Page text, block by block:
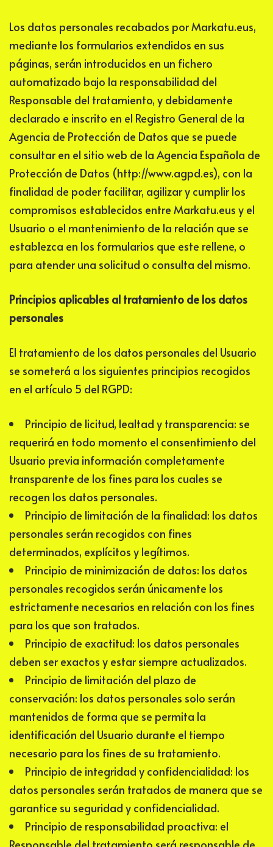
Los datos personales recabados porMarkatu.eus,
mediante los formularios extendidos en sus
páginas, serán introducidos en un fichero
automatizado bajo la responsabilidad del
Responsable del tratamiento, y debidamente
declarado e inscrito en el Registro General de la
Agencia de Protección de Datos que se puede
consultar en el sitio web de la Agencia Española de
Protección de Datos (http://www.agpd.es), con la
finalidad de poder facilitar, agilizar y cumplir los
compromisos establecidos entre Markatu.eus y el
Usuario o el mantenimiento de la relación que se
establezca en los formularios que este rellene, o
para atender una solicitud o consulta del mismo.
Principios aplicables al tratamiento de los datos
personales
El tratamiento de los datos personales del Usuario
se someterá a los siguientes principios recogidos
en el artículo 5 del RGPD:
Principio de licitud, lealtad y transparencia: se
requerirá en todo momento el consentimiento del
Usuario previa información completamente
transparente de los fines para los cuales se
recogen los datos personales.
Principio de limitación de la finalidad: los datos
personales serán recogidos con fines
determinados, explícitos y legítimos.
Principio de minimización de datos: los datos
personales recogidos serán únicamente los
estrictamente necesarios en relación con los fines
para los que son tratados.
Principio de exactitud: los datos personales
deben ser exactos y estar siempre actualizados.
Principio de limitación del plazo de
conservación: los datos personales solo serán
mantenidos de forma que se permita la
identificación del Usuario durante el tiempo
necesario para los fines de su tratamiento.
Principio de integridad y confidencialidad: los
datos personales serán tratados de manera que se
garantice su seguridad y confidencialidad.
Principio de responsabilidad proactiva: el